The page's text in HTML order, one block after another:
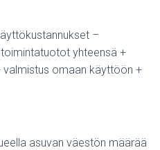
–
yhteensä +
omaan käyttöön +
asuvan väestön määrää